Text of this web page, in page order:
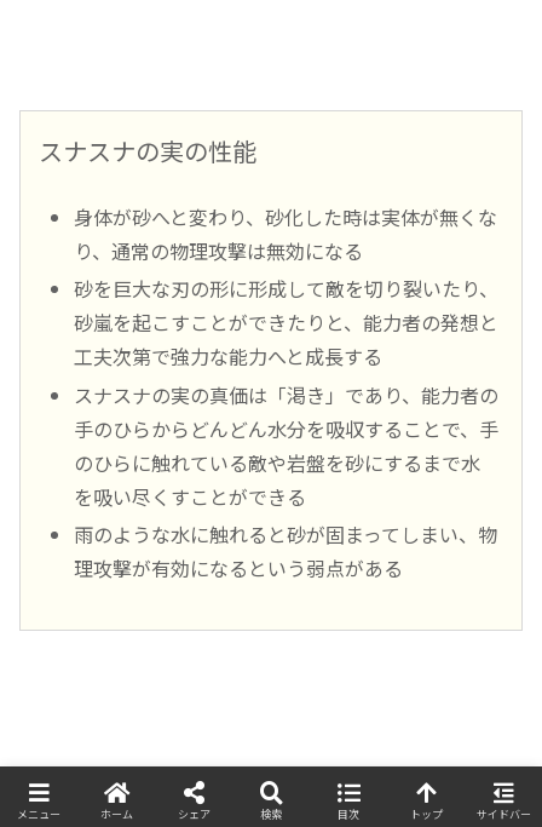
スナスナの実の性能
身体が砂へと変わり、砂化した時は実体が無くな
り、通常の物理攻撃は無効になる
砂を巨大な刃の形に形成して敵を切り裂いたり、
砂嵐を起こすことができたりと、能力者の発想と
工夫次第で強力な能力へと成長する
スナスナの実の真価は「渇き」であり、能力者の
手のひらからどんどん水分を吸収することで、手
のひらに触れている敵や岩盤を砂にするまで水
を吸い尽くすことができる
雨のような水に触れると砂が固まってしまい、物
理攻撃が有効になるという弱点がある
メニュー ホーム シェア 検索 目次 トップ サイドバー